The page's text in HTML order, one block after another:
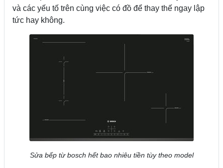
và các yếu tố trên cùng việc có đồ để thay thế ngay lập
tức hay không.
Sửa bếp từ bosch hết bao nhiêu tiền tùy theo model